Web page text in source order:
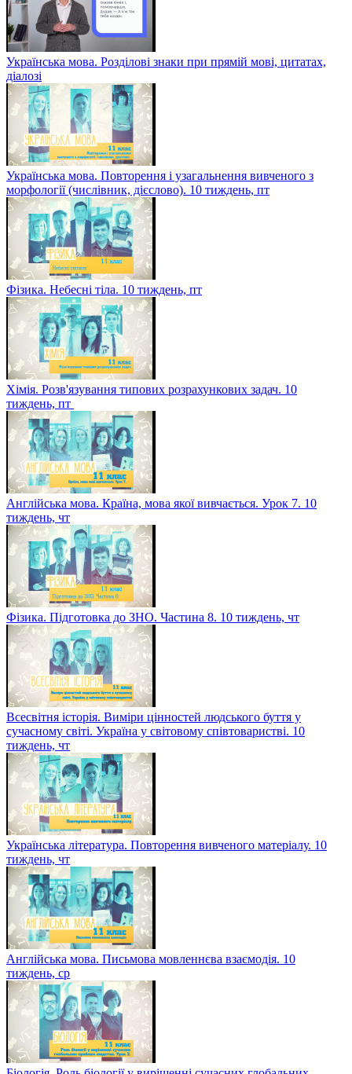
Українська мова. Розділові знаки при прямій мові, цитатах,
діалозі
Українська мова. Повторення і узагальнення вивченого з
морфології (числівник, дієслово). 10 тиждень, пт
Фізика. Небесні тіла. 10 тиждень, пт
Хімія. Розв'язування типових розрахункових задач. 10
тиждень, пт
Англійська мова. Країна, мова якої вивчається. Урок 7. 10
тиждень, чт
Фізика. Підготовка до ЗНО. Частина 8. 10 тиждень, чт
Всесвітня історія. Виміри цінностей людського буття у
сучасному світі. Україна у світовому співтоваристві. 10
тиждень, чт
Українська література. Повторення вивченого матеріалу. 10
тиждень, чт
Англійська мова. Письмова мовленнєва взаємодія. 10
тиждень, ср